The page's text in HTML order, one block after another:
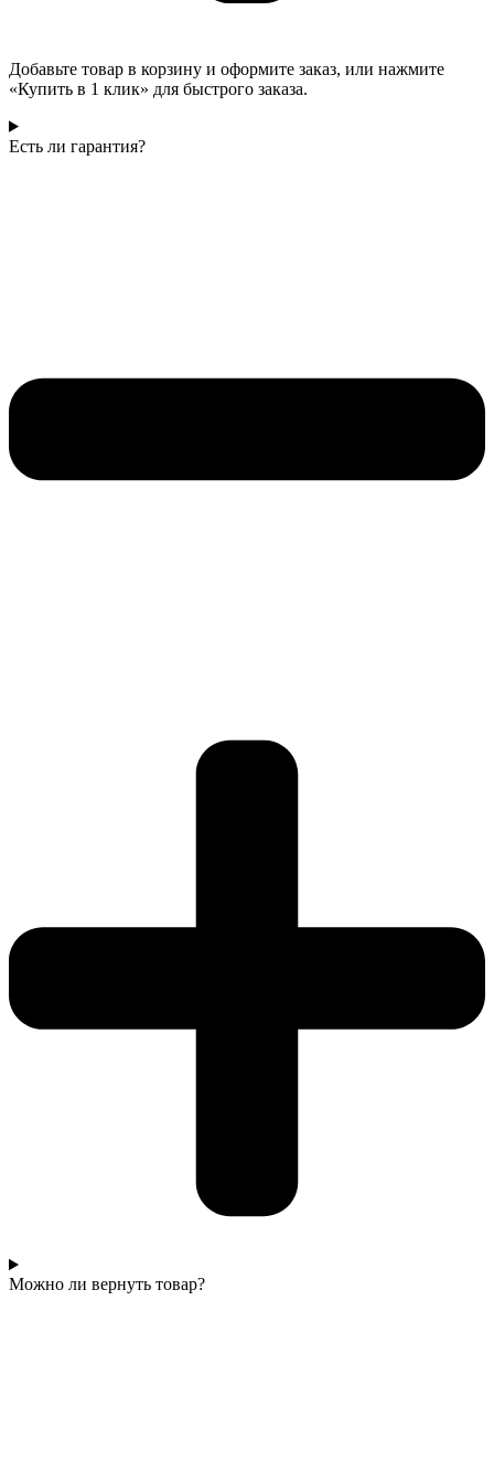
Добавьте товар в корзину и оформите заказ, или нажмите
«Купить в 1 клик» для быстрого заказа.
Есть ли гарантия?
Можно ли вернуть товар?